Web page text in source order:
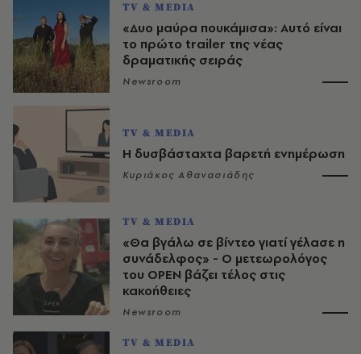
TV & MEDIA
«Δυο μαύρα πουκάμισα»: Αυτό είναι
το πρώτο trailer της νέας
δραματικής σειράς
Newsroom
TV & MEDIA
Η δυσβάσταχτα βαρετή ενημέρωση
Κυριάκος Αθανασιάδης
TV & MEDIA
«Θα βγάλω σε βίντεο γιατί γέλασε η
συνάδελφος» - Ο μετεωρολόγος
του OPEN βάζει τέλος στις
κακοήθειες
Newsroom
TV & MEDIA